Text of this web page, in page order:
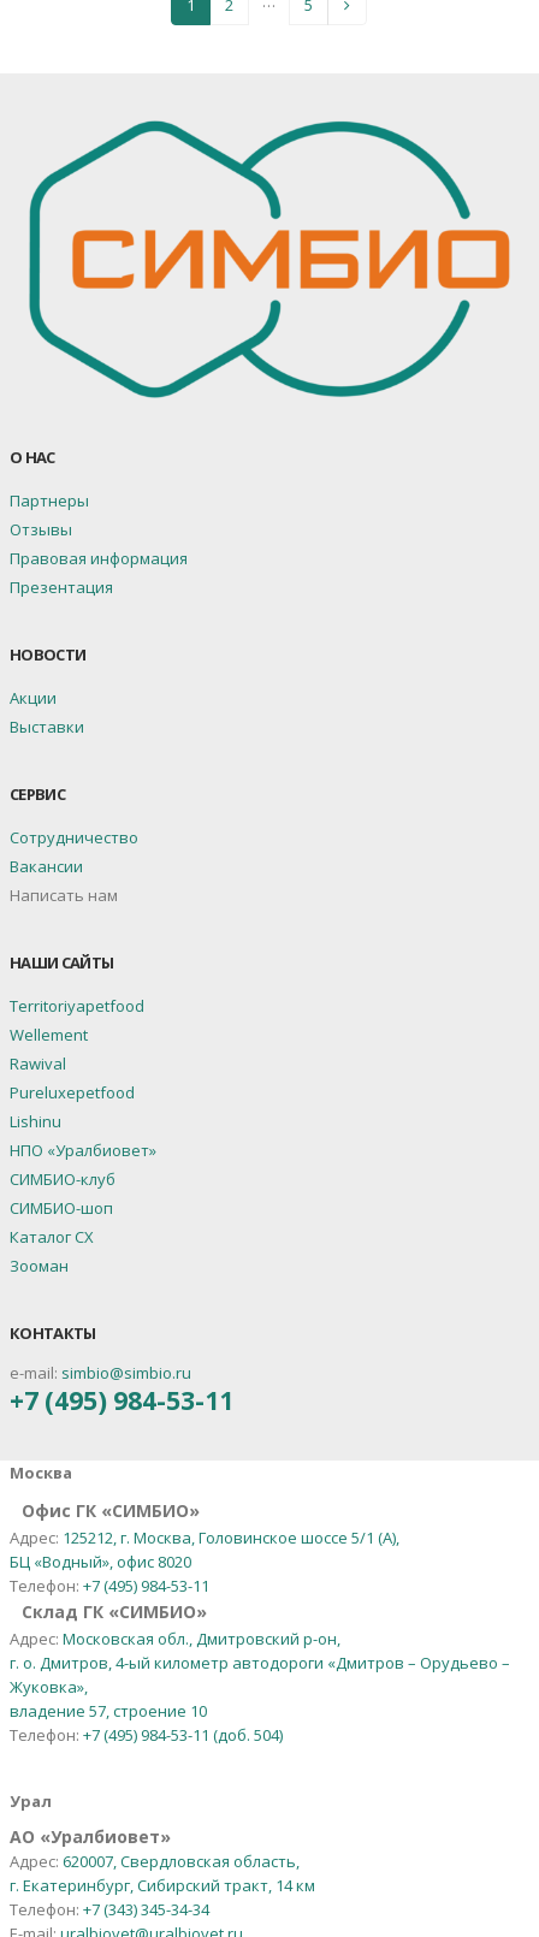
1 2 5
О НАС
Партнеры
Отзывы
Правовая информация
Презентация
НОВОСТИ
Акции
Выставки
СЕРВИС
Сотрудничество
Вакансии
Написать нам
НАШИ САЙТЫ
Territoriyapetfood
Wellement
Rawival
Pureluxepetfood
Lishinu
НПО «Уралбиовет»
СИМБИО-клуб
СИМБИО-шоп
Каталог СХ
Зооман
КОНТАКТЫ
e-mail: simbio@simbio.ru
+7 (495) 984-53-11
Москва
Офис ГК «СИМБИО»
Адрес: 125212, г. Москва, Головинское шоссе 5/1 (А),
БЦ «Водный», офис 8020
Телефон: +7 (495) 984-53-11
Склад ГК «СИМБИО»
Адрес: Московская обл., Дмитровский р-он,
г. о. Дмитров, 4-ый километр автодороги «Дмитров – Орудьево –
Жуковка»,
владение 57, строение 10
Телефон: +7 (495) 984-53-11 (доб. 504)
Урал
АО «Уралбиовет»
Адрес: 620007, Свердловская область,
г. Екатеринбург, Сибирский тракт, 14 км
Телефон: +7 (343) 345-34-34